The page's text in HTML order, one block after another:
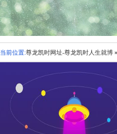
当前位置:尊龙凯时网址-尊龙凯时人生就博